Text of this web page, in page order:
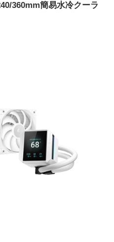
360mm簡易水冷クーラ